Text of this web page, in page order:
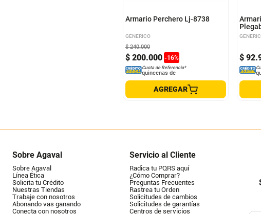
Armario Perchero Lj-8738
GENERICO
$ 200.000 -16%
$ 240.000
Cuota de Referencia*
quincenas de
AGREGAR
$ 92.
Sobre Agaval
Sobre Agaval
Línea Ética
Solicita tu Crédito
Nuestras Tiendas
Trabaje con nosotros
Abonando vas ganando
Conecta con nosotros
Servicio al Cliente
Radica tu PQRS aquí
¿Cómo Comprar?
Preguntas Frecuentes
Rastrea tu Orden
Solicitudes de cambios
Solicitudes de garantías
Centros de servicios